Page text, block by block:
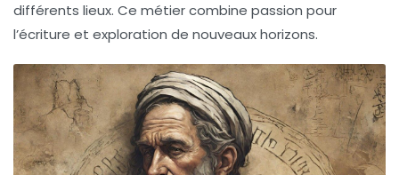
différents lieux. Ce métier combine passion pour
l’écriture et exploration de nouveaux horizons.